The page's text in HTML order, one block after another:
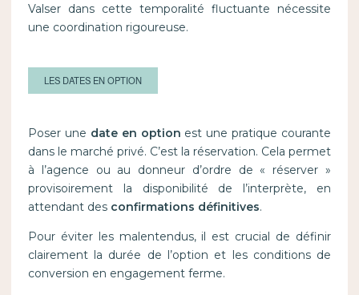
Valser dans cette temporalité fluctuante nécessite
une coordination rigoureuse.
LES DATES EN OPTION
Poser une date en option est une pratique courante
dans le marché privé. C’est la réservation. Cela permet
à l’agence ou au donneur d’ordre de « réserver »
provisoirement la disponibilité de l’interprète, en
attendant des confirmations définitives.
Pour éviter les malentendus, il est crucial de définir
clairement la durée de l’option et les conditions de
conversion en engagement ferme.